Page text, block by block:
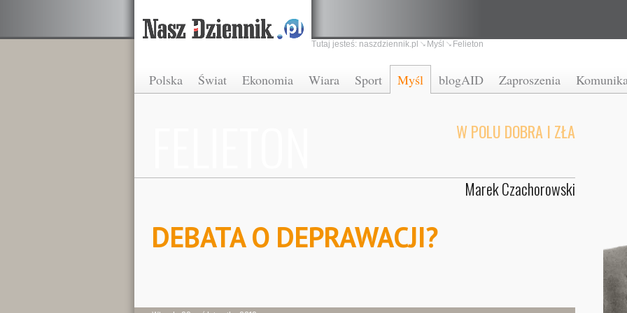
Polska Świat Ekonomia Wiara Sport Myśl blogAID Zaproszenia
Tutaj jesteś: naszdziennik.pl Myśl Felieton
W POLU DOBRA I ZŁA
Marek Czachorowski
DEBATA O DEPRAWACJI?